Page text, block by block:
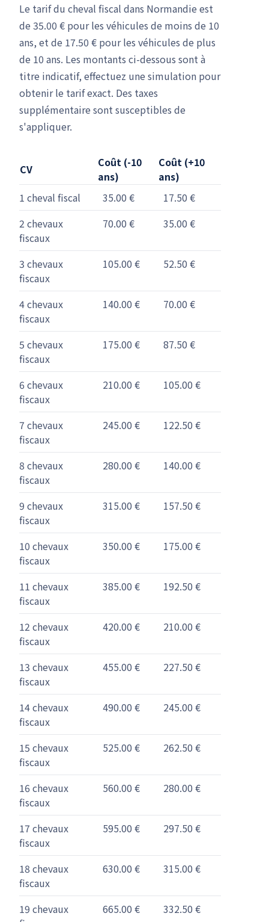
Le tarif du cheval fiscal dans Normandie est
de 35.00 € pour les véhicules de moins de 10
ans, et de 17.50 € pour les véhicules de plus
de 10 ans. Les montants ci-dessous sont à
titre indicatif, effectuez une simulation pour
obtenir le tarif exact. Des taxes
supplémentaire sont susceptibles de
s'appliquer.
CV
Coût (-10
ans)
Coût (+10
ans)
1 cheval fiscal
35.00 €
17.50 €
2 chevaux
fiscaux
70.00 € 35.00 €
3 chevaux
fiscaux
105.00 € 52.50 €
4 chevaux
fiscaux
140.00 € 70.00 €
5 chevaux
fiscaux
175.00 € 87.50 €
6 chevaux
fiscaux
210.00 € 105.00 €
7 chevaux
fiscaux
245.00 € 122.50 €
8 chevaux
fiscaux
280.00 € 140.00 €
9 chevaux
fiscaux
315.00 € 157.50 €
10 chevaux
fiscaux
350.00 € 175.00 €
11 chevaux
fiscaux
385.00 € 192.50 €
12 chevaux
fiscaux
420.00 € 210.00 €
13 chevaux
fiscaux
455.00 € 227.50 €
14 chevaux
fiscaux
490.00 € 245.00 €
15 chevaux
fiscaux
525.00 € 262.50 €
16 chevaux
fiscaux
560.00 € 280.00 €
17 chevaux
fiscaux
595.00 € 297.50 €
18 chevaux
fiscaux
630.00 € 315.00 €
19 chevaux
665.00 € 332.50 €